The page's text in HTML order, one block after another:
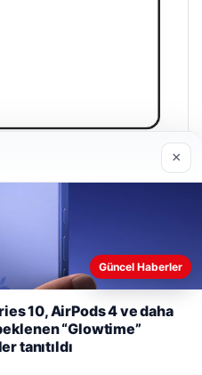
Haberleri
amacıyla çerezler
×
Güncel Haberler
10, AirPods 4 ve daha
“Glowtime”
tanıtıldı